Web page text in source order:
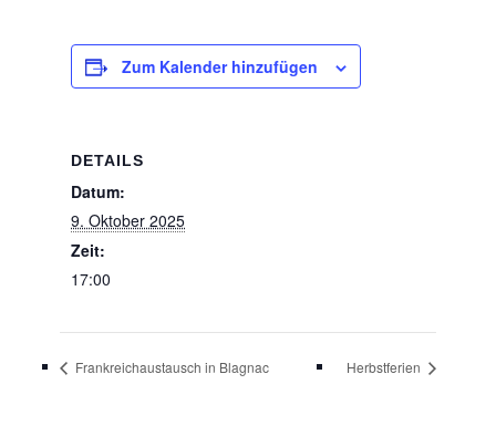
Zum Kalender hinzufügen
DETAILS
Datum:
9. Oktober 2025
Zeit:
17:00
Frankreichaustausch in Blagnac Herbstferien